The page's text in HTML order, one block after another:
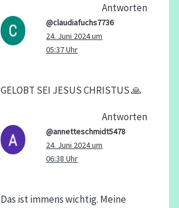
Antworten
@claudiafuchs7736
24. Juni 2024 um
05:37 Uhr
GELOBT SEI JESUS CHRISTUS 🙏
Antworten
@annetteschmidt5478
24. Juni 2024 um
06:38 Uhr
Das ist immens wichtig. Meine